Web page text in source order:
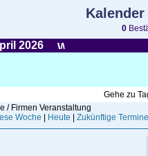
0
2026
Gehe zu
/ Firmen Veranstaltung
Woche Heute Zukünftige Termine